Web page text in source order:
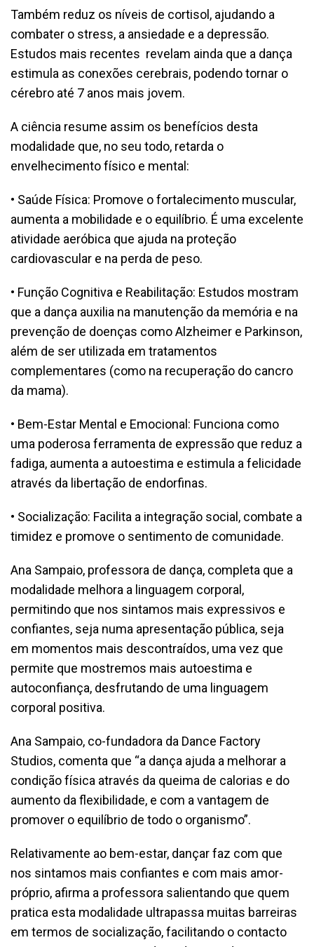
Também reduz os níveis de cortisol, ajudando a
combater o stress, a ansiedade e a depressão.
Estudos mais recentes revelam ainda que a dança
estimula as conexões cerebrais, podendo tornar o
cérebro até 7 anos mais jovem.
A ciência resume assim os benefícios desta
modalidade que, no seu todo, retarda o
envelhecimento físico e mental:
• Saúde Física: Promove o fortalecimento muscular,
aumenta a mobilidade e o equilíbrio. É uma excelente
atividade aeróbica que ajuda na proteção
cardiovascular e na perda de peso.
• Função Cognitiva e Reabilitação: Estudos mostram
que a dança auxilia na manutenção da memória e na
prevenção de doenças como Alzheimer e Parkinson,
além de ser utilizada em tratamentos
complementares (como na recuperação do cancro
da mama).
• Bem-Estar Mental e Emocional: Funciona como
uma poderosa ferramenta de expressão que reduz a
fadiga, aumenta a autoestima e estimula a felicidade
através da libertação de endorfinas.
• Socialização: Facilita a integração social, combate a
timidez e promove o sentimento de comunidade.
Ana Sampaio, professora de dança, completa que a
modalidade melhora a linguagem corporal,
permitindo que nos sintamos mais expressivos e
confiantes, seja numa apresentação pública, seja
em momentos mais descontraídos, uma vez que
permite que mostremos mais autoestima e
autoconfiança, desfrutando de uma linguagem
corporal positiva.
Ana Sampaio, co-fundadora da Dance Factory
Studios, comenta que “a dança ajuda a melhorar a
condição física através da queima de calorias e do
aumento da flexibilidade, e com a vantagem de
promover o equilíbrio de todo o organismo”.
Relativamente ao bem-estar, dançar faz com que
nos sintamos mais confiantes e com mais amor-
próprio, afirma a professora salientando que quem
pratica esta modalidade ultrapassa muitas barreiras
em termos de socialização, facilitando o contacto